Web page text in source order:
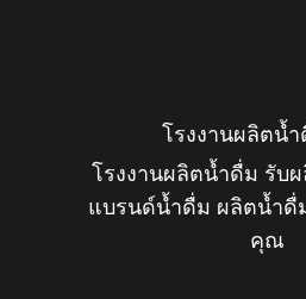
โรงงานผลิตน้ำ
โรงงานผลิตน้ำดื่ม รับ
แบรนด์น้ำดื่ม ผลิตน้ำดื่
คุณ